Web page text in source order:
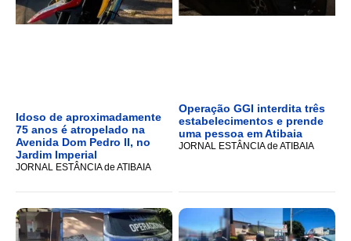
Idoso de aproximadamente
75 anos é atropelado na
Avenida Dom Pedro II, no
Jardim Imperial
JORNAL ESTÂNCIA de ATIBAIA
Operação GGI interdita três
estabelecimentos e prende
uma pessoa em Atibaia
JORNAL ESTÂNCIA de ATIBAIA